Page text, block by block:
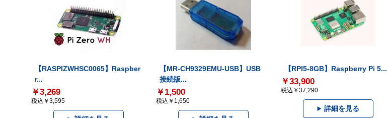
【RASPIZWHSC0065】Raspber
r...
￥3,269
税込￥3,595
【MR-CH9329EMU-USB】USB
接続版...
￥1,500
税込￥1,650
【RPI5-8GB】Raspberry Pi 5...
￥33,900
税込￥37,290
詳細を見る